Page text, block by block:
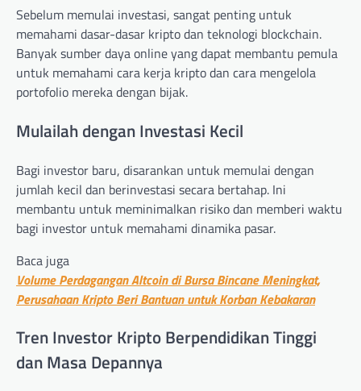
Sebelum memulai investasi, sangat penting untuk
memahami dasar-dasar kripto dan teknologi blockchain.
Banyak sumber daya online yang dapat membantu pemula
untuk memahami cara kerja kripto dan cara mengelola
portofolio mereka dengan bijak.
Mulailah dengan Investasi Kecil
Bagi investor baru, disarankan untuk memulai dengan
jumlah kecil dan berinvestasi secara bertahap. Ini
membantu untuk meminimalkan risiko dan memberi waktu
bagi investor untuk memahami dinamika pasar.
Baca juga
Volume Perdagangan Altcoin di Bursa Bincane Meningkat,
Perusahaan Kripto Beri Bantuan untuk Korban Kebakaran
Tren Investor Kripto Berpendidikan Tinggi
dan Masa Depannya